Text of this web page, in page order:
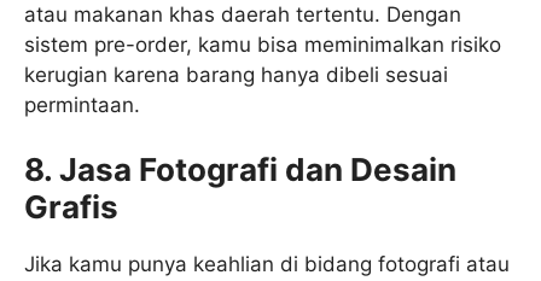
atau makanan khas daerah tertentu. Dengan
sistem pre-order, kamu bisa meminimalkan risiko
kerugian karena barang hanya dibeli sesuai
permintaan.
8. Jasa Fotografi dan Desain
Grafis
Jika kamu punya keahlian di bidang fotografi atau